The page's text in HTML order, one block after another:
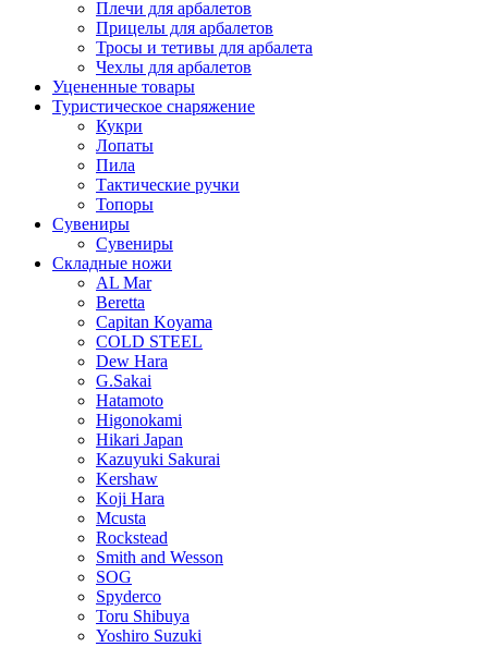
Плечи для арбалетов
Прицелы для арбалетов
Тросы и тетивы для арбалета
Чехлы для арбалетов
Уцененные товары
Туристическое снаряжение
Кукри
Лопаты
Пила
Тактические ручки
Топоры
Сувениры
Сувениры
Складные ножи
AL Mar
Beretta
Capitan Koyama
COLD STEEL
Dew Hara
G.Sakai
Hatamoto
Higonokami
Hikari Japan
Kazuyuki Sakurai
Kershaw
Koji Hara
Mcusta
Rockstead
Smith and Wesson
SOG
Spyderco
Toru Shibuya
Yoshiro Suzuki